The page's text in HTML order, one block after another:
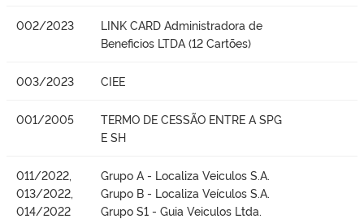
002/2023
LINK CARD Administradora de
Beneficios LTDA (12 Cartões)
003/2023 CIEE
001/2005
TERMO DE CESSÃO ENTRE A SPG
E SH
011/2022,
013/2022,
014/2022
Grupo A - Localiza Veiculos S.A.
Grupo B - Localiza Veículos S.A.
Grupo S1 - Guia Veiculos Ltda.